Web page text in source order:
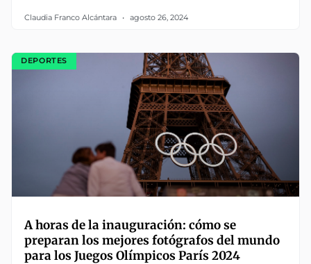
Claudia Franco Alcántara agosto 26, 2024
DEPORTES
A horas de la inauguración: cómo se
preparan los mejores fotógrafos del mundo
para los Juegos Olímpicos París 2024